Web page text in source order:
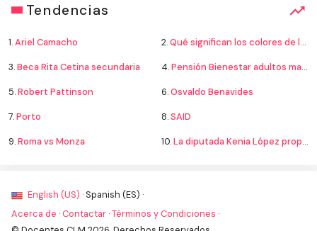
Tendencias
1.Ariel Camacho 2.Qué significan los colores de la bandera
3.Beca Rita Cetina secundaria 4.Pensión Bienestar adultos mayores
5.Robert Pattinson 6.Osvaldo Benavides
7.Porto 8.SAID
9.Roma vs Monza 10.La diputada Kenia López propone cambiar el nombre del país a México
English (US) · Spanish (ES) ·
Acerca de · Contactar ·Términos y Condiciones ·